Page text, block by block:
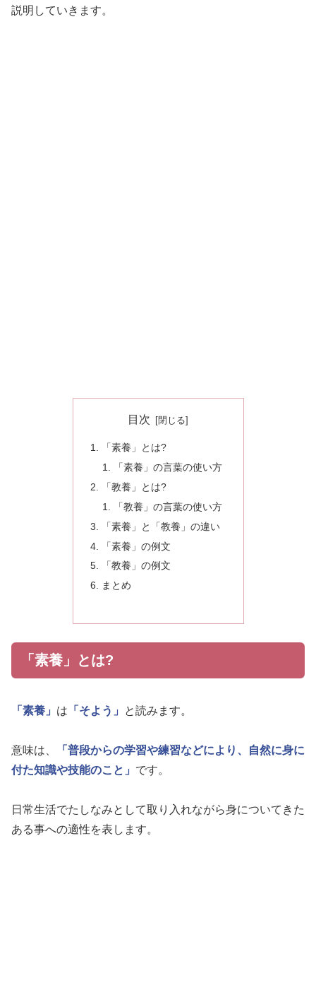
説明していきます。
目次
「素養」とは?
「素養」の言葉の使い方
「教養」とは?
「教養」の言葉の使い方
「素養」と「教養」の違い
「素養」の例文
「教養」の例文
まとめ
「素養」とは?
「素養」 は 「そよう」 と読みます。
意味は、
「普段からの学習や練習などにより、自然に身に
付た知識や技能のこと」 です。
日常生活でたしなみとして取り入れながら身についてきた
ある事への適性を表します。